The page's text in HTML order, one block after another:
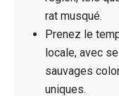
rat musqué.
Prenez le
locale, avec
sauvages
uniques.